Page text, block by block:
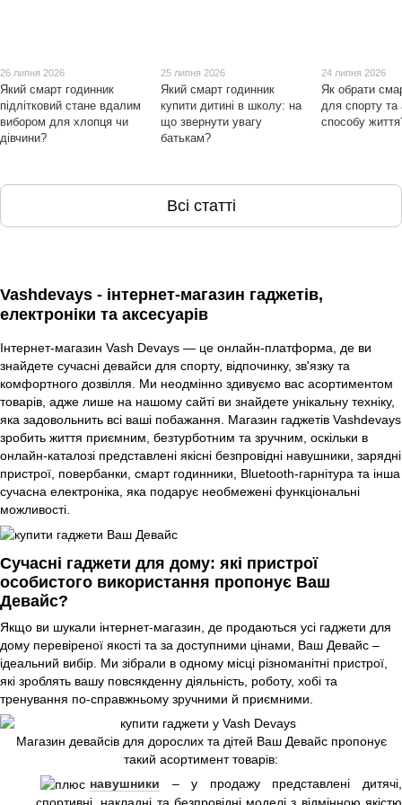
26 липня 2026
Який смарт годинник
підлітковий стане вдалим
вибором для хлопця чи
дівчини?
25 липня 2026
Який смарт годинник
купити дитині в школу: на
що звернути увагу
батькам?
24 липня 2026
Як обрати
для спорту та
способу
Всі статті
Vashdevays - інтернет-магазин гаджетів,
електроніки та аксесуарів
Інтернет-магазин Vash Devays — це онлайн-платформа, де ви
знайдете сучасні девайси для спорту, відпочинку, зв'язку та
комфортного дозвілля. Ми неодмінно здивуємо вас асортиментом
товарів, адже лише на нашому сайті ви знайдете унікальну техніку,
яка задовольнить всі ваші побажання. Магазин гаджетів Vashdevays
зробить життя приємним, безтурботним та зручним, оскільки в
онлайн-каталозі представлені якісні безпровідні навушники, зарядні
пристрої, повербанки, смарт годинники, Bluetooth-гарнітура та інша
сучасна електроніка, яка подарує необмежені функціональні
можливості.
Сучасні гаджети для дому: які пристрої
особистого використання пропонує Ваш
Девайс?
Якщо ви шукали інтернет-магазин, де продаються усі гаджети для
дому перевіреної якості та за доступними цінами, Ваш Девайс –
ідеальний вибір. Ми зібрали в одному місці різноманітні пристрої,
які зроблять вашу повсякденну діяльність, роботу, хобі та
тренування по-справжньому зручними й приємними.
Магазин девайсів для дорослих та дітей Ваш Девайс пропонує
такий асортимент товарів:
навушники – у продажу представлені дитячі,